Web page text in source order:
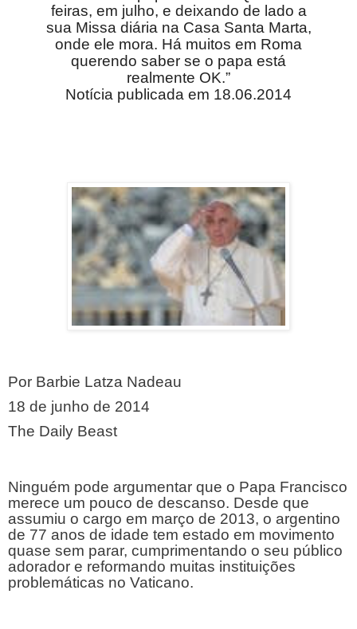
feiras, em julho, e deixando de lado a
sua Missa diária na Casa Santa Marta,
onde ele mora. Há muitos em Roma
querendo saber se o papa está
realmente OK.”
Notícia publicada em 18.06.2014
Por Barbie Latza Nadeau
18 de junho de 2014
The Daily Beast
Ninguém pode argumentar que o Papa Francisco
merece um pouco de descanso. Desde que
assumiu o cargo em março de 2013, o argentino
de 77 anos de idade tem estado em movimento
quase sem parar, cumprimentando o seu público
adorador e reformando muitas instituições
problemáticas no Vaticano.